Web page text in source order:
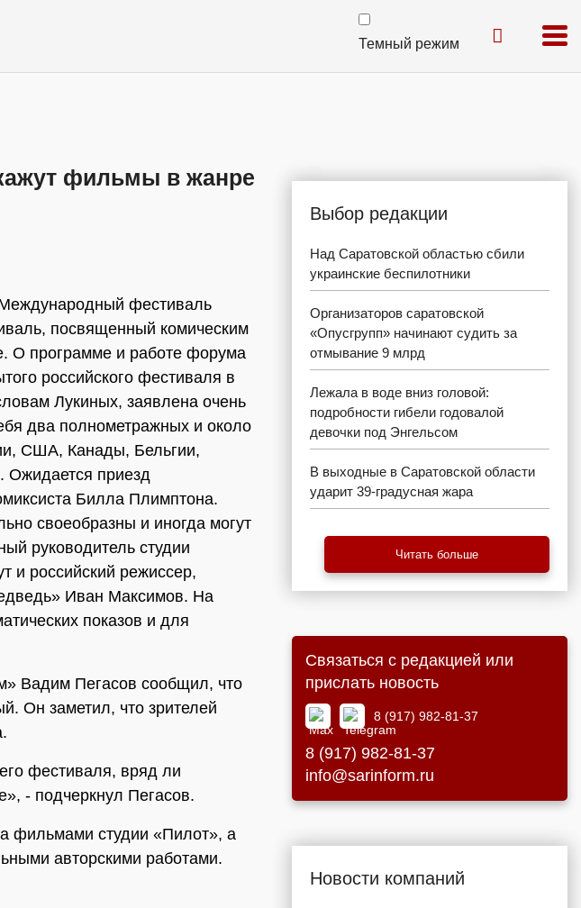
Темный режим
фильмы в жанре
фестиваль
посвященный комическим
О программе и работе форума
российского фестиваля в
Лукиных, заявлена очень
два полнометражных и около
США, Канады, Бельгии,
Ожидается приезд
Билла Плимптона.
своеобразны и иногда могут
руководитель студии
и российский режиссер,
Иван Максимов. На
показов и для
Вадим Пегасов сообщил, что
Он заметил, что зрителей
фестиваля, вряд ли
- подчеркнул Пегасов.
фильмами студии «Пилот», а
авторскими работами.
Выбор редакции
Над Саратовской областью сбили
украинские беспилотники
Организаторов саратовской
«Опусгрупп» начинают судить за
отмывание 9 млрд
Лежала в воде вниз головой:
подробности гибели годовалой
девочки под Энгельсом
В выходные в Саратовской области
ударит 39-градусная жара
Читать больше
Связаться с редакцией или
прислать новость
8 (917) 982-81-37
8 (917) 982-81-37
info@sarinform.ru
Новости компаний